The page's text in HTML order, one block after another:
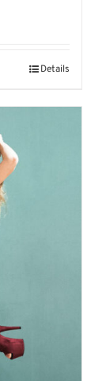
Details